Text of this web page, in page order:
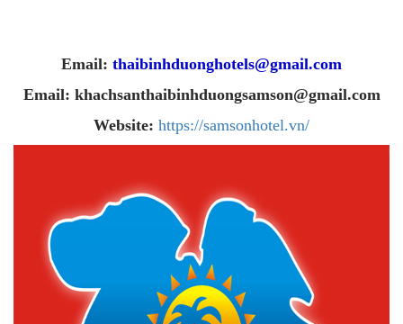
Email: thaibinhduonghotels@gmail.com
Email: khachsanthaibinhduongsamson@gmail.com
Website: https://samsonhotel.vn/